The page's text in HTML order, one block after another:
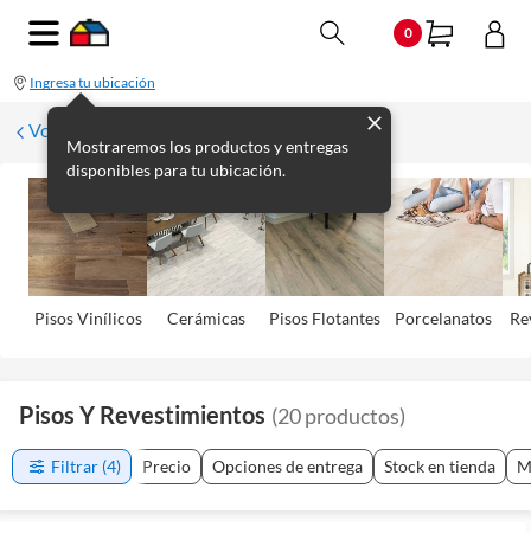
0
Ingresa tu ubicación
Mostraremos los productos y entregas
disponibles para tu ubicación.
Volver
Pisos Viní­licos Cerámicas Pisos Flotantes Porcelanatos
Pisos Y Revestimientos (20productos)
Filtrar (4) Precio Opciones de entrega Stock en tienda